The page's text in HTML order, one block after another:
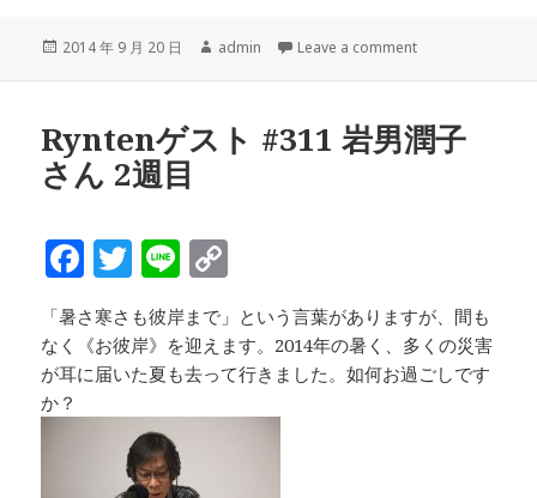
c
e
o
o
it
te
p
y
n
投
2014 年 9 月 20 日
作
admin Leave a comment
Ryntenゲスト #311 岩男潤子
さん 2週目
F
a
c
e
b
T
w
it
te
r
Li
n
e
o
p
y
Li
「暑さ寒さも彼岸まで」という言葉がありますが、間も
なく《お彼岸》を迎えます。2014年の暑く、多くの災害
が耳に届いた夏も去って行きました。如何お過ごしです
か？